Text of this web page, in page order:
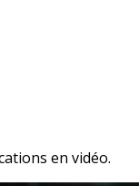
en vidéo.